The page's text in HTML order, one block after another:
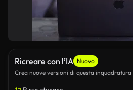
Ricreare con l’IA Nuovo
Crea nuove versioni di questa